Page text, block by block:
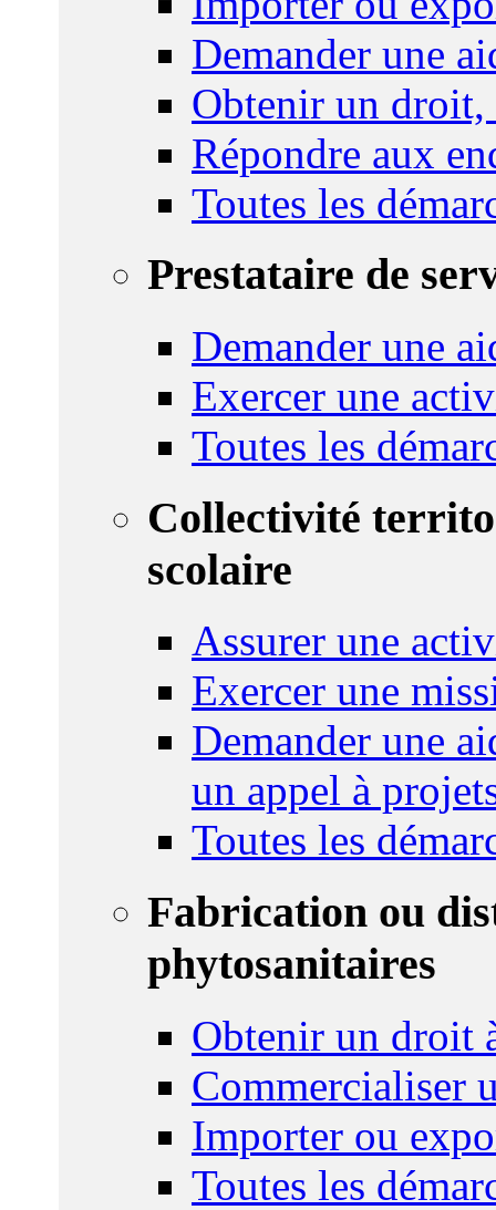
Demander une
Obtenir un droit,
Répondre aux
Toutes les
Prestataire de
Demander une
Exercer une
Toutes les
Collectivité
scolaire
Assurer une
Exercer une
Demander une
un appel à
Toutes les
Fabrication ou
phytosanitaires
Obtenir un droit
Commercialiser
Importer ou
Toutes les